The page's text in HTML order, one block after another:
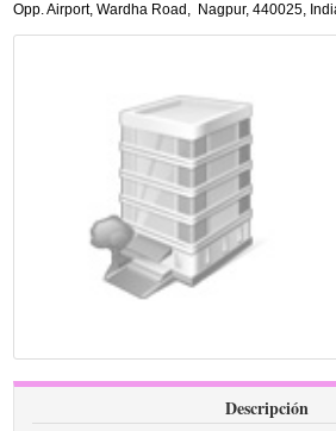
Opp. Airport, Wardha Road , Nagpur,440025,
Descripción